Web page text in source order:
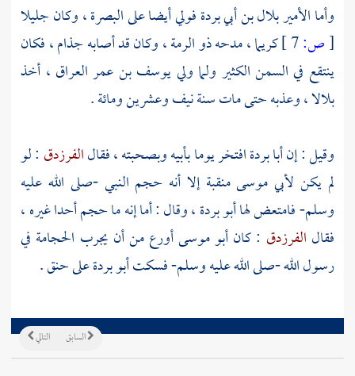
وأما الأميربلال بن أبي بردةفولي أيضا علىالبصرة، وكان جليلا
[ص:
كريما ، مدحه ذو الرمة ، وكان قد أصابه جذام ، فكان
ينتقع في السمن الكثير ولما ولييوسف بن عمرالعراق ، أخذ
بلالا، وعذبه حتى مات سنة نيف وعشرين ومائة .
وقيل : إنأبا بردةافتخر يوما بأبيه وبصحبته ، فقالالفرزدق : لو
لم يكن لأبي موسىمنقبة إلا أنه حجم النبي -صلى الله عليه
وسلم- فامتعض لهاأبو بردة، وقال : أما إنه ما حجم أحدا غيره ،
فقال الفرزدق : كانأبو موسىأورع من أن يجرب الحجامة في
رسول الله -صلى الله عليه وسلم- فسكتأبو بردةعلى حنق .
التالي السابق